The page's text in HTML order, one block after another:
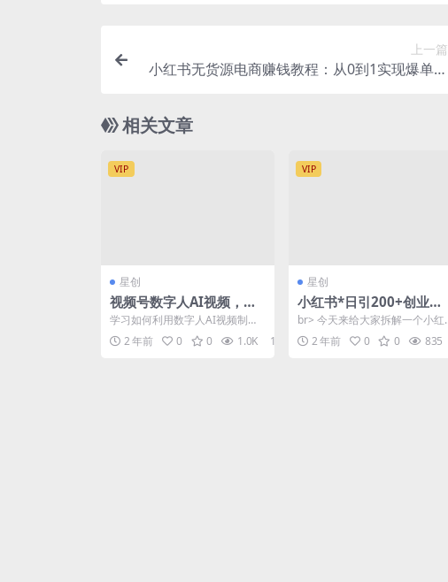
上一篇
小红书无货源电商赚钱教程：从0到1实现爆单，
相关文章
VIP
星创
视频号数字人AI视频，条
条爆款，一分钟搞定原
创，躺赚8000+
学习如何利用数字人AI视频制作
原创内容，在视频号平台获得爆
款效应，一分钟搞定原创...
2 年前 0 0 1.0K 10
VIP
星创
小红书*日引200+创业粉”
割韭菜“日稳定变现4000
+实操教程！
br> 今天来给大家拆解一个小红
书引流白领创业粉的教程，小红
书上引流的粉质量是非...
2 年前 0 0 835